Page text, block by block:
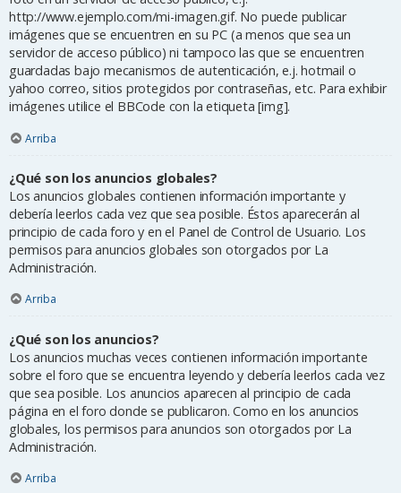
http://www.ejemplo.com/mi-imagen.gif. No puede publicar
imágenes que se encuentren en su PC (a menos que sea un
servidor de acceso público) ni tampoco las que se encuentren
guardadas bajo mecanismos de autenticación, e.j. hotmail o
yahoo correo, sitios protegidos por contraseñas, etc. Para exhibir
imágenes utilice el BBCode con la etiqueta [img].
Arriba
¿Qué son los anuncios globales?
Los anuncios globales contienen información importante y
debería leerlos cada vez que sea posible. Éstos aparecerán al
principio de cada foro y en el Panel de Control de Usuario. Los
permisos para anuncios globales son otorgados por La
Administración.
Arriba
¿Qué son los anuncios?
Los anuncios muchas veces contienen información importante
sobre el foro que se encuentra leyendo y debería leerlos cada vez
que sea posible. Los anuncios aparecen al principio de cada
página en el foro donde se publicaron. Como en los anuncios
globales, los permisos para anuncios son otorgados por La
Administración.
Arriba